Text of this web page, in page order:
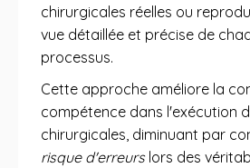
chirurgicales réelles ou
vue détaillée et précise de
processus.
Cette approche améliore la
compétence dans l'exécution
chirurgicales, diminuant par
risque d'erreurslors des